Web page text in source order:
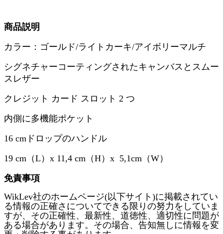
商品説明
カラー：ゴールド/ライトカーキ/アイボリーマルチ
シグネチャーコーティングされたキャンバスとスムー
スレザー
クレジット カード スロット 2 つ
内側に多機能ポケット
16 cmドロップのハンドル
19 cm （L ） x 11,4 cm （H） x 5,1cm （W）
免責事項
WikLev社のホームページ(以下サイト )に掲載されてい
る情報の正確さについてできる限りの努力をしていま
すが、その正確性、最新性、道徳性、適切性に問題が
ある場合があります。その場合、告知無しに情報を変